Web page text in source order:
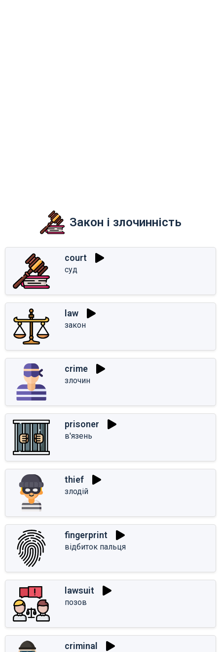
Закон і злочинність
court
суд
law
закон
crime
злочин
prisoner
в'язень
thief
злодій
fingerprint
відбиток пальця
lawsuit
позов
criminal